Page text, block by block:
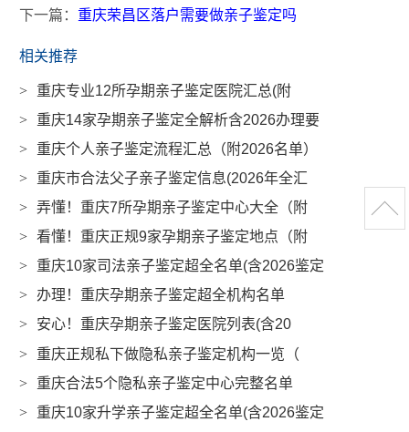
下一篇： 重庆荣昌区落户需要做亲子鉴定吗
相关推荐
>
重庆专业12所孕期亲子鉴定医院汇总(附
>
重庆14家孕期亲子鉴定全解析含2026办理要
>
重庆个人亲子鉴定流程汇总（附2026名单）
>
重庆市合法父子亲子鉴定信息(2026年全汇
>
弄懂！重庆7所孕期亲子鉴定中心大全（附
>
看懂！重庆正规9家孕期亲子鉴定地点（附
>
重庆10家司法亲子鉴定超全名单(含2026鉴定
>
办理！重庆孕期亲子鉴定超全机构名单
>
安心！重庆孕期亲子鉴定医院列表(含20
>
重庆正规私下做隐私亲子鉴定机构一览（
>
重庆合法5个隐私亲子鉴定中心完整名单
>
重庆10家升学亲子鉴定超全名单(含2026鉴定